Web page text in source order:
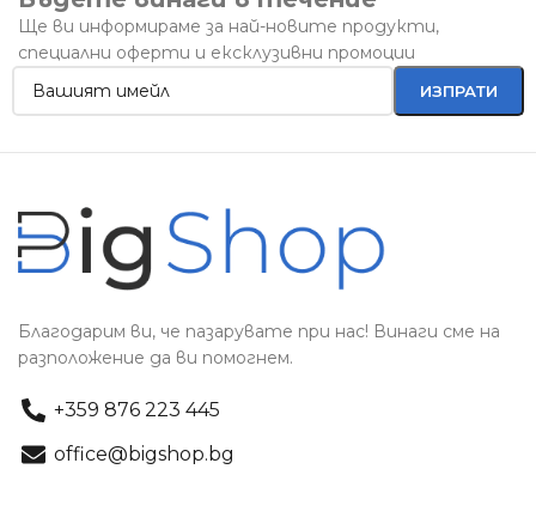
Ще ви информираме за най-новите продукти,
специални оферти и ексклузивни промоции
Благодарим ви, че пазарувате при нас! Винаги сме на
разположение да ви помогнем.
+359 876 223 445
office@bigshop.bg